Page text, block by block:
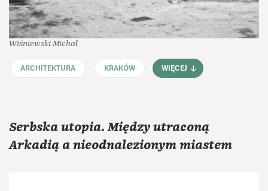
Wiśniewski Michał
ARCHITEKTURA KRAKÓW WIĘCEJ
Serbska utopia. Między utraconą
Arkadią a nieodnalezionym miastem